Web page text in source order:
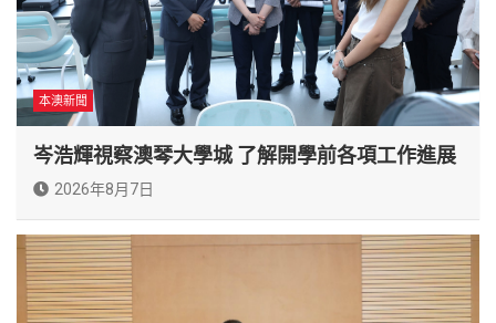
本澳新聞
岑浩輝視察澳琴大學城 了解開學前各項工作進展
2026年8月7日